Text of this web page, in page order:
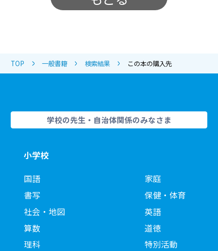
TOP 一般書籍 検索結果 この本の購入先
学校の先生・自治体関係のみなさま
小学校
国語
書写
社会・地図
算数
理科
家庭
保健・体育
英語
道徳
特別活動